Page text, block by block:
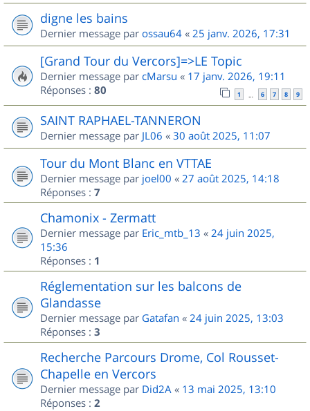
digne les bains
Dernier message par ossau64 « 25 janv. 2026, 17:31
[Grand Tour du Vercors]=>LE Topic
Dernier message par cMarsu « 17 janv. 2026, 19:11
Réponses : 80 1 … 6 7 8 9
SAINT RAPHAEL-TANNERON
Dernier message par JL06 « 30 août 2025, 11:07
Tour du Mont Blanc en VTTAE
Dernier message par joel00 « 27 août 2025, 14:18
Réponses : 7
Chamonix - Zermatt
Dernier message par Eric_mtb_13 « 24 juin 2025,
15:36
Réponses : 1
Réglementation sur les balcons de
Glandasse
Dernier message par Gatafan « 24 juin 2025, 13:03
Réponses : 3
Recherche Parcours Drome, Col Rousset-
Chapelle en Vercors
Dernier message par Did2A « 13 mai 2025, 13:10
Réponses : 2